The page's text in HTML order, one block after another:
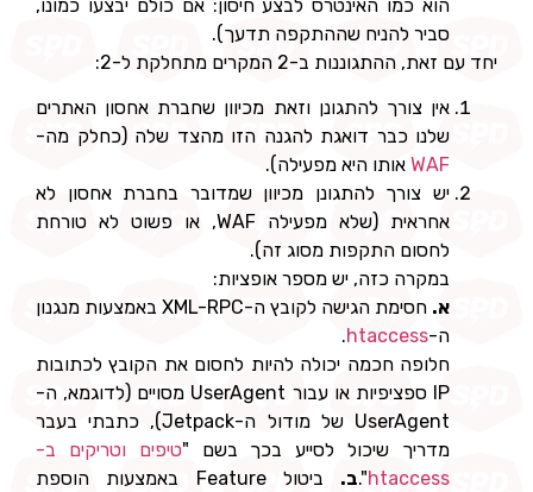
הוא כמו האינטרס לבצע חיסון: אם כולם יבצעו כמונו,
סביר להניח שההתקפה תדעך).
יחד עם זאת, ההתגוננות ב-2 המקרים מתחלקת ל-2:
אין צורך להתגונן וזאת מכיוון שחברת אחסון האתרים
שלנו כבר דואגת להגנה הזו מהצד שלה (כחלק מה-
WAF אותו היא מפעילה).
יש צורך להתגונן מכיוון שמדובר בחברת אחסון לא
אחראית (שלא מפעילה WAF, או פשוט לא טורחת
לחסום התקפות מסוג זה).
במקרה כזה, יש מספר אופציות:
א.
חסימת הגישה לקובץ ה-XML-RPC באמצעות מנגנון
ה-htaccess
.
חלופה חכמה יכולה להיות לחסום את הקובץ לכתובות
IP ספציפיות או עבור UserAgent מסויים (לדוגמא, ה-
UserAgent של מודול ה-Jetpack), כתבתי בעבר
מדריך שיכול לסייע בכך בשם "טיפים וטריקים ב-
htaccess
".ב.
ביטול Feature באמצעות הוספת